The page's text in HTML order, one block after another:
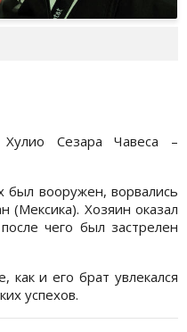
Хулио Сезара Чавеса –
вооружен, ворвались
(Мексика). Хозяин оказал
чего был застрелен
и его брат увлекался
успехов.